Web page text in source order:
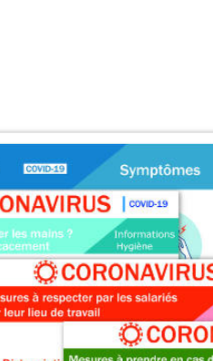
/ Pack affichages coronavirus :
protection (covid19) format A3